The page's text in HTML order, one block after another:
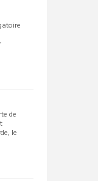
de
le